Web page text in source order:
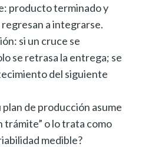
producto terminado y
a integrarse.
si un cruce se
se retrasa la entrega; se
del siguiente
de producción asume
trámite” o lo trata como
medible?